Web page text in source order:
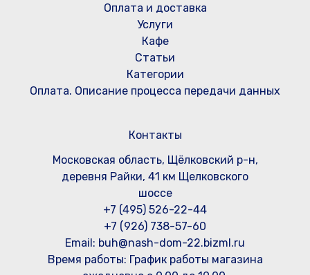
Оплата и доставка
Услуги
Кафе
Статьи
Категории
Оплата. Описание процесса передачи данных
Контакты
Московская область, Щёлковский р-н,
деревня Райки, 41 км Щелковского
шоссе
+7 (495) 526-22-44
+7 (926) 738-57-60
Email: buh@nash-dom-22.bizml.ru
Время работы: График работы магазина